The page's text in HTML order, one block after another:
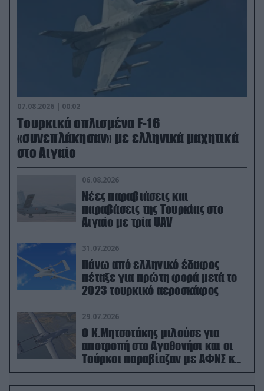
07.08.2026 | 00:02
Τουρκικά οπλισμένα F-16
«συνεπλάκησαν» με ελληνικά μαχητικά
στο Αιγαίο
06.08.2026
Νέες παραβιάσεις και
παραβάσεις της Τουρκίας στο
Αιγαίο με τρία UAV
31.07.2026
Πάνω από ελληνικό έδαφος
πέταξε για πρώτη φορά μετά το
2023 τουρκικό αεροσκάφος
29.07.2026
Ο Κ.Μητσοτάκης μιλούσε για
αποτροπή στο Αγαθονήσι και οι
Τούρκοι παραβίαζαν με ΑΦΝΣ και
drone